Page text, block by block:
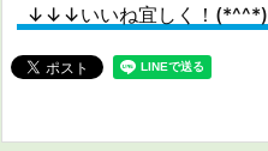
↓↓↓いいね宜しく！(*^^*)